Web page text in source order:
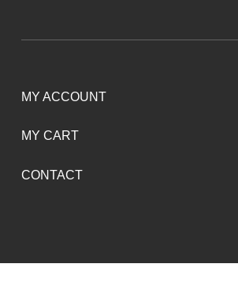
MY ACCOUNT
MY CART
CONTACT